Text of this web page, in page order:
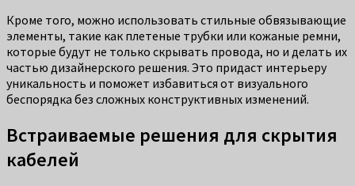
Кроме того, можно использовать стильные обвязывающие
элементы, такие как плетеные трубки или кожаные ремни,
которые будут не только скрывать провода, но и делать их
частью дизайнерского решения. Это придаст интерьеру
уникальность и поможет избавиться от визуального
беспорядка без сложных конструктивных изменений.
Встраиваемые решения для скрытия
кабелей